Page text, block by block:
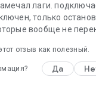
лаги.
только
вообще не
отзыв как полезный.
Да